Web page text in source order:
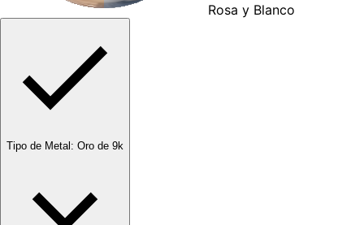
Rosa y Blanco
Tipo de Metal: Oro de 9k